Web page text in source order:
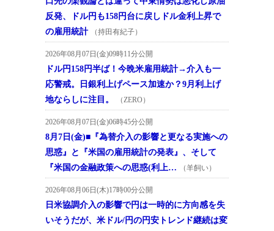
反発、ドル円も158円台に戻しドル金利上昇で
の雇用統計
（持田有紀子）
2026年08月07日(金)09時11分公開
ドル円158円半ば！今晩米雇用統計→介入も一
応警戒。日銀利上げペース加速か？9月利上げ
地ならしに注目。
（ZERO）
2026年08月07日(金)06時45分公開
8月7日(金)■『為替介入の影響と更なる実施への
思惑』と『米国の雇用統計の発表』、そして
『米国の金融政策への思惑(利上…
（羊飼い）
2026年08月06日(木)17時00分公開
日米協調介入の影響で円は一時的に方向感を失
いそうだが、米ドル/円の円安トレンド継続は変